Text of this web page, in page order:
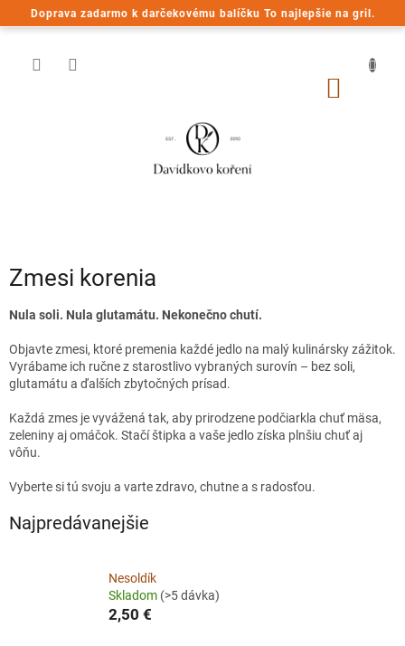
Doprava zadarmo k darčekovému balíčku To najlepšie na gril.
Prejsť
na
Zmesi korenia
Nula soli. Nula glutamátu. Nekonečno chutí.
Objavte zmesi, ktoré premenia každé jedlo na malý kulinársky zážitok.
Vyrábame ich ručne z starostlivo vybraných surovín – bez soli,
glutamátu a ďalších zbytočných prísad.
Každá zmes je vyvážená tak, aby prirodzene podčiarkla chuť mäsa,
zeleniny aj omáčok. Stačí štipka a vaše jedlo získa plnšiu chuť aj
vôňu.
Vyberte si tú svoju a varte zdravo, chutne a s radosťou.
Najpredávanejšie
Nesoldík
Skladom (>5 dávka)
2,50 €